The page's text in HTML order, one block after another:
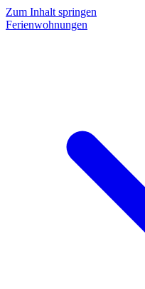
Zum Inhalt springen
Ferienwohnungen